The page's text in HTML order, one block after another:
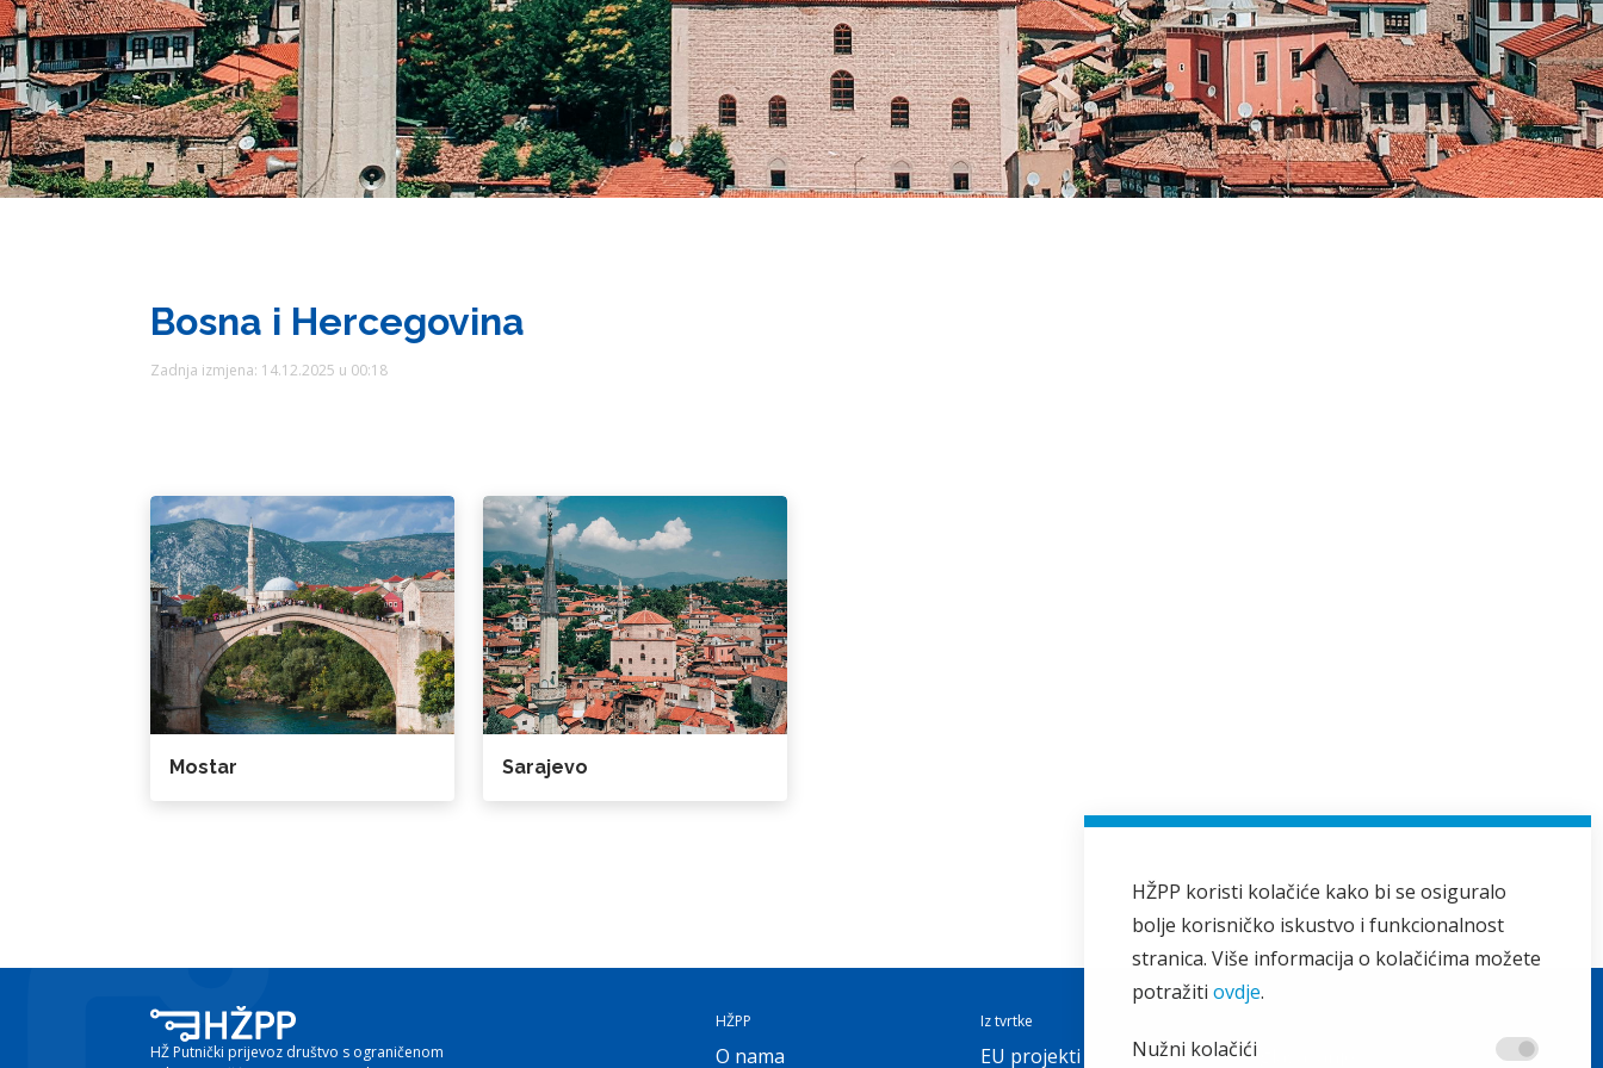
Bosna i Hercegovina
Zadnja izmjena: 14.12.2025 u 00:18
Mostar Sarajevo
HŽ Putnički prijevoz društvo s ograničenom
HŽPP
O nama
Iz tvrtke
EU projekti Oglašavanje
HŽPP koristi kolačiće kako bi se osiguralo
bolje korisničko iskustvo i funkcionalnost
stranica. Više informacija o kolačićima možete
potražiti ovdje.
Nužni kolačići